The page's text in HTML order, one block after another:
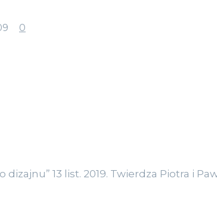
0
13 list. 2019. Twierdza Piotra i